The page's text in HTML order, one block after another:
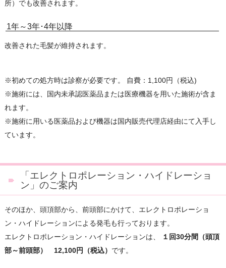
所）でも改善されます。
1年～3年･4年以降
改善された毛髪が維持されます。
※初めての処方時は診察が必要です。 自費：1,100円（税込)
※施術には、国内未承認医薬品または医療機器を用いた施術が含ま
れます。
※施術に用いる医薬品および機器は国内販売代理店経由にて入手し
ています。
「エレクトロポレーション・ハイドレーショ
ン」のご案内
そのほか、頭頂部から、前頭部にかけて、エレクトロポレーショ
ン・ハイドレーションによる発毛も行っております。
エレクトロポレーション・ハイドレーションは、
１回30分間（頭頂
部～前頭部） 12,100円（税込） です。